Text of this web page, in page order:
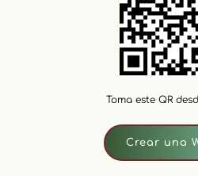
Toma este QR
Crear una